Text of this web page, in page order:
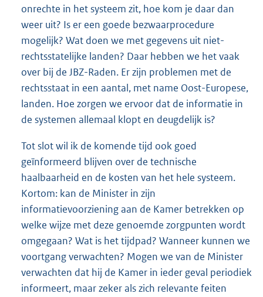
onrechte in het systeem zit, hoe kom je daar dan
weer uit? Is er een goede bezwaarprocedure
mogelijk? Wat doen we met gegevens uit niet-
rechtsstatelijke landen? Daar hebben we het vaak
over bij de JBZ-Raden. Er zijn problemen met de
rechtsstaat in een aantal, met name Oost-Europese,
landen. Hoe zorgen we ervoor dat de informatie in
de systemen allemaal klopt en deugdelijk is?
Tot slot wil ik de komende tijd ook goed
geïnformeerd blijven over de technische
haalbaarheid en de kosten van het hele systeem.
Kortom: kan de Minister in zijn
informatievoorziening aan de Kamer betrekken op
welke wijze met deze genoemde zorgpunten wordt
omgegaan? Wat is het tijdpad? Wanneer kunnen we
voortgang verwachten? Mogen we van de Minister
verwachten dat hij de Kamer in ieder geval periodiek
informeert, maar zeker als zich relevante feiten